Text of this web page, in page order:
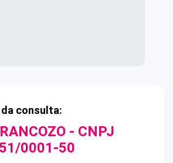
consulta:
- CNPJ
0001-50